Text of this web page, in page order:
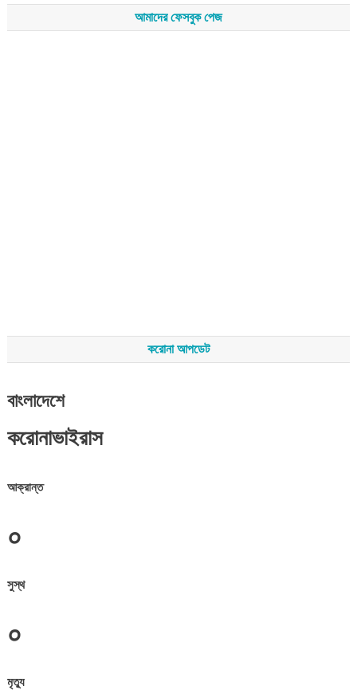
আমাদের ফেসবুক পেজ
করোনা আপডেট
বাংলাদেশে
করোনাভাইরাস
আক্রান্ত
০
সুস্থ
০
মৃত্যু